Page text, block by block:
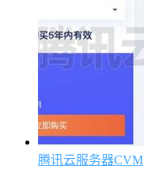
腾讯云服务器CVM